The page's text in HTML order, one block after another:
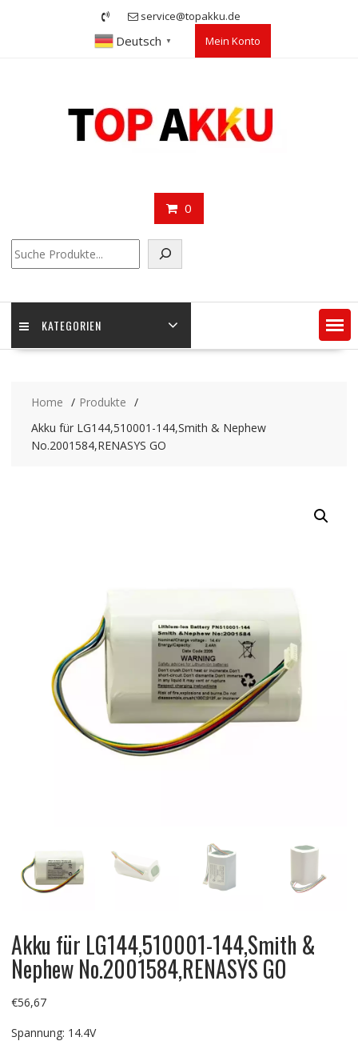
service@topakku.de
Deutsch ▼ Mein Konto
0
KATEGORIEN
Home
Produkte
Akku für LG144,510001-144,Smith & Nephew
No.2001584,RENASYS GO
Akku für LG144,510001-144,Smith &
Nephew No.2001584,RENASYS GO
€56,67
Spannung: 14.4V